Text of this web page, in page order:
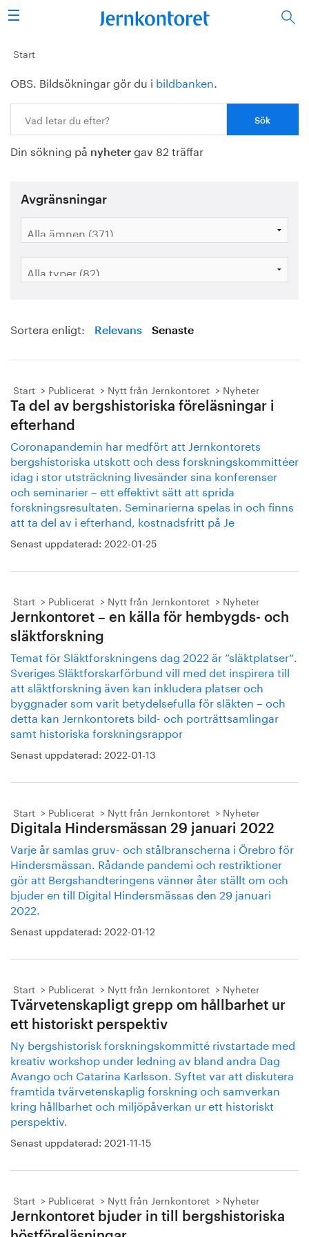
Sök
Stålindustrin
Vision 2050
Forskning/utbildning
Energi/miljö
Vi tycker
Bildbank
Start
OBS. Bildsökningar gör du i bildbanken.
Din sökning på nyheter gav 82 träffar
Avgränsningar
Sortera enligt: Relevans Senaste
Start Publicerat Nytt från Jernkontoret Nyheter
Ta del av bergshistoriska föreläsningar i
efterhand
Coronapandemin har medfört att Jernkontorets
bergshistoriska utskott och dess forskningskommittéer
idag i stor utsträckning livesänder sina konferenser
och seminarier – ett effektivt sätt att sprida
forskningsresultaten. Seminarierna spelas in och finns
att ta del av i efterhand, kostnadsfritt på Je
Senast uppdaterad: 2022-01-25
Start Publicerat Nytt från Jernkontoret Nyheter
Jernkontoret – en källa för hembygds- och
släktforskning
Temat för Släktforskningens dag 2022 är ”släktplatser”.
Sveriges Släktforskarförbund vill med det inspirera till
att släktforskning även kan inkludera platser och
byggnader som varit betydelsefulla för släkten – och
detta kan Jernkontorets bild- och porträttsamlingar
samt historiska forskningsrappor
Senast uppdaterad: 2022-01-13
Start Publicerat Nytt från Jernkontoret Nyheter
Digitala Hindersmässan 29 januari 2022
Varje år samlas gruv- och stålbranscherna i Örebro för
Hindersmässan. Rådande pandemi och restriktioner
gör att Bergshandteringens vänner åter ställt om och
bjuder en till Digital Hindersmässas den 29 januari
2022.
Senast uppdaterad: 2022-01-12
Start Publicerat Nytt från Jernkontoret Nyheter
Tvärvetenskapligt grepp om hållbarhet ur
ett historiskt perspektiv
Ny bergshistorisk forskningskommitté rivstartade med
kreativ workshop under ledning av bland andra Dag
Avango och Catarina Karlsson. Syftet var att diskutera
framtida tvärvetenskaplig forskning och samverkan
kring hållbarhet och miljöpåverkan ur ett historiskt
perspektiv.
Senast uppdaterad: 2021-11-15
Start Publicerat Nytt från Jernkontoret Nyheter
Jernkontoret bjuder in till bergshistoriska